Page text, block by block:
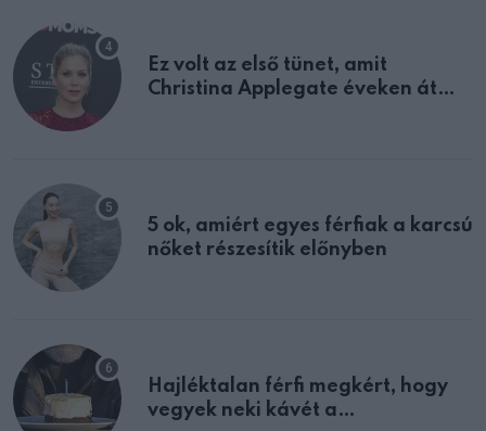
Ez volt az első tünet, amit
Christina Applegate éveken át
5 ok, amiért egyes férfiak a karcsú
nőket részesítik előnyben
Hajléktalan férfi megkért, hogy
vegyek neki kávét a